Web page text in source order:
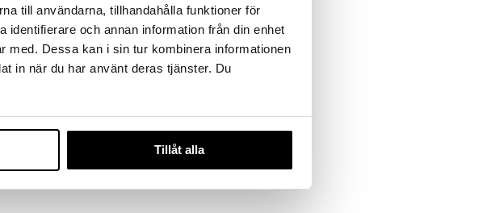
till användarna, tillhandahålla funktioner för
och annan information från din enhet
med. Dessa kan i sin tur kombinera informationen
in när du har använt deras tjänster. Du
Tillåt alla
on